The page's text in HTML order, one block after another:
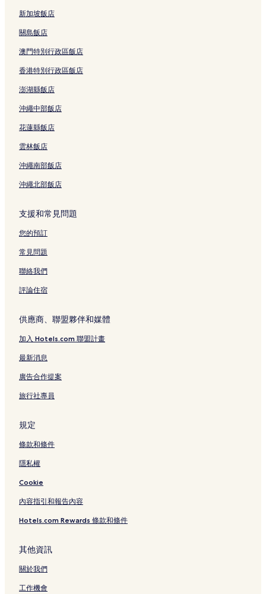
新加坡飯店
關島飯店
澳門特別行政區飯店
香港特別行政區飯店
澎湖縣飯店
沖繩中部飯店
花蓮縣飯店
雲林飯店
沖繩南部飯店
沖繩北部飯店
支援和常見問題
您的預訂
常見問題
聯絡我們
評論住宿
供應商、聯盟夥伴和媒體
加入 Hotels.com 聯盟計畫
最新消息
廣告合作提案
旅行社專員
規定
條款和條件
隱私權
Cookie
內容指引和報告內容
Hotels.com Rewards 條款和條件
其他資訊
關於我們
工作機會